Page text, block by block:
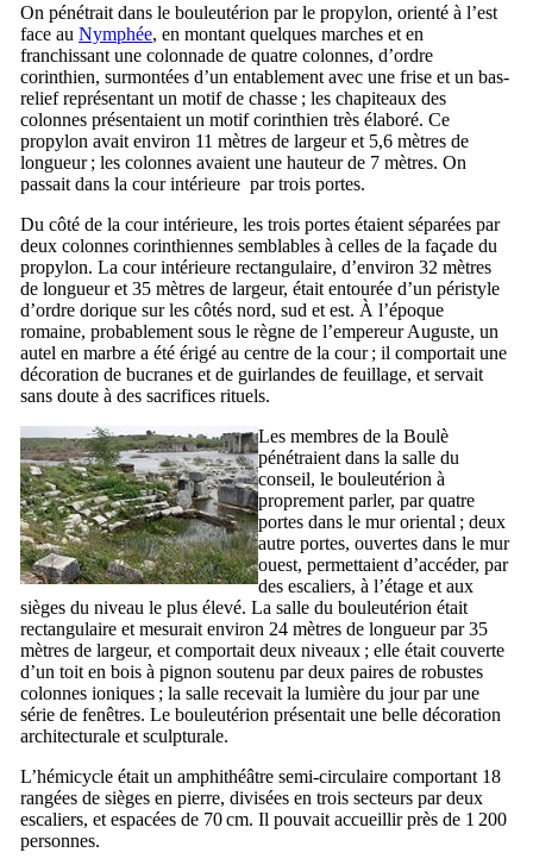
On pénétrait dans le bouleutérion par le propylon, orienté à l’est
face au Nymphée, en montant quelques marches et en
franchissant une colonnade de quatre colonnes, d’ordre
corinthien, surmontées d’un entablement avec une frise et un bas-
relief représentant un motif de chasse ; les chapiteaux des
colonnes présentaient un motif corinthien très élaboré. Ce
propylon avait environ 11 mètres de largeur et 5,6 mètres de
longueur ; les colonnes avaient une hauteur de 7 mètres. On
passait dans la cour intérieure par trois portes.
Du côté de la cour intérieure, les trois portes étaient séparées par
deux colonnes corinthiennes semblables à celles de la façade du
propylon. La cour intérieure rectangulaire, d’environ 32 mètres
de longueur et 35 mètres de largeur, était entourée d’un péristyle
d’ordre dorique sur les côtés nord, sud et est. À l’époque
romaine, probablement sous le règne de l’empereur Auguste, un
autel en marbre a été érigé au centre de la cour ; il comportait une
décoration de bucranes et de guirlandes de feuillage, et servait
sans doute à des sacrifices rituels.
Les membres de la Boulè
pénétraient dans la salle du
conseil, le bouleutérion à
proprement parler, par quatre
portes dans le mur oriental ; deux
autre portes, ouvertes dans le mur
ouest, permettaient d’accéder, par
des escaliers, à l’étage et aux
sièges du niveau le plus élevé. La salle du bouleutérion était
rectangulaire et mesurait environ 24 mètres de longueur par 35
mètres de largeur, et comportait deux niveaux ; elle était couverte
d’un toit en bois à pignon soutenu par deux paires de robustes
colonnes ioniques ; la salle recevait la lumière du jour par une
série de fenêtres. Le bouleutérion présentait une belle décoration
architecturale et sculpturale.
L’hémicycle était un amphithéâtre semi-circulaire comportant 18
rangées de sièges en pierre, divisées en trois secteurs par deux
escaliers, et espacées de 70 cm. Il pouvait accueillir près de 1 200
personnes.